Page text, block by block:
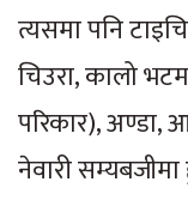
त्यसमा पनि
चिउरा, कालो
परिकार), अण्डा,
नेवारी